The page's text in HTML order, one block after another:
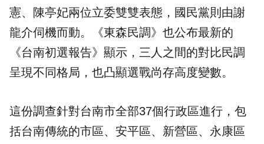
憲、 陳亭妃兩位立委雙雙表態，國民黨則由謝
龍介伺機而動。《東森民調》也公布最新的
《台南初選報告》顯示，三人之間的對比民調
呈現不同格局，也凸顯選戰尚存高度變數。
這份調查針對台南市全部37個行政區進行，包
括台南傳統的市區、安平區、新營區、永康區